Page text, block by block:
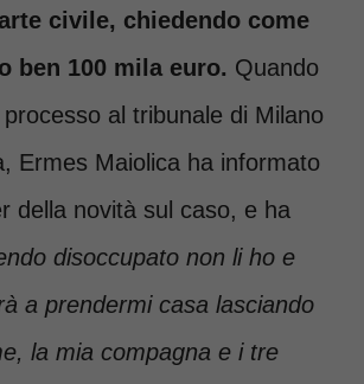
civile, chiedendo come
ben 100 mila euro. Quando
processo al tribunale di Milano
Ermes Maiolica ha informato
della novità sul caso, e ha
disoccupato non li ho e
a prendermi casa lasciando
la mia compagna e i tre